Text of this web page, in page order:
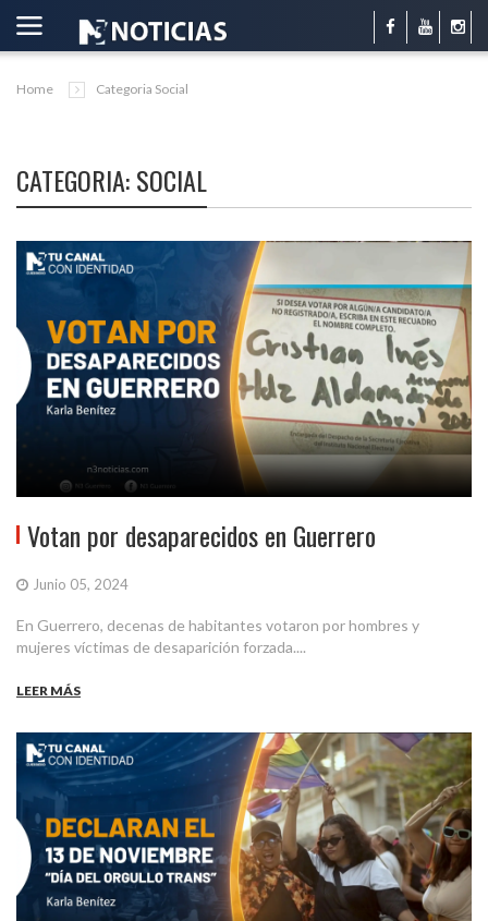
Home Categoria Social
CATEGORIA: SOCIAL
Votan por desaparecidos en Guerrero
Junio 05, 2024
En Guerrero, decenas de habitantes votaron por hombres y
mujeres víctimas de desaparición forzada....
LEER MÁS